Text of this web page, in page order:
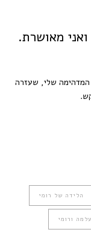
מאושרת.
המדהימה שלי, שעזרה
הלידה של רומי
עלמה ורומי